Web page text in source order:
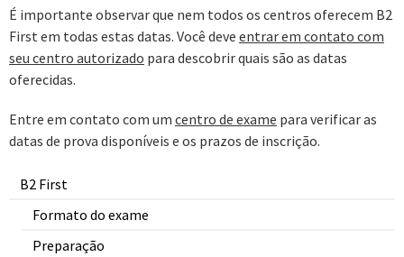
B2 First
Formato do exame
Preparação
É importante observar que nem todos os centros oferecem B2
First em todas estas datas. Você deve entrar em contato com
seu centro autorizado para descobrir quais são as datas
oferecidas.
Entre em contato com um centro de exame para verificar as
datas de prova disponíveis e os prazos de inscrição.